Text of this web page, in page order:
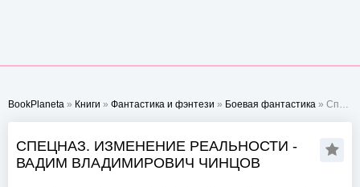
BookPlaneta » Книги » Фантастика и фэнтези » Боевая фантастика » Спецназ. Изменение реальности - Вадим Владимирович Чинцов
СПЕЦНАЗ. ИЗМЕНЕНИЕ РЕАЛЬНОСТИ -
ВАДИМ ВЛАДИМИРОВИЧ ЧИНЦОВ